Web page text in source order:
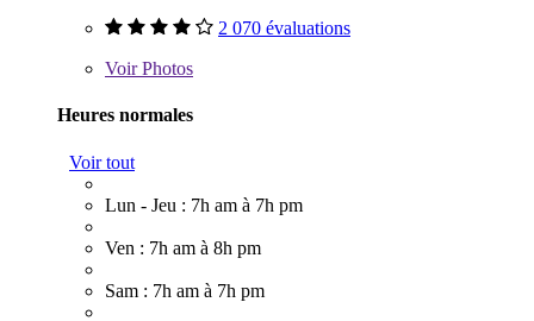
2 070 évaluations
VoirPhotos
Heures normales
Voir tout
Lun - Jeu : 7h am à 7h pm
Ven : 7h am à 8h pm
Sam : 7h am à 7h pm